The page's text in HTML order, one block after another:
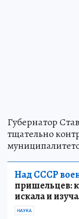
Губернатор
тщательно
Над СССР
пришельцев:
искала и
НАУКА